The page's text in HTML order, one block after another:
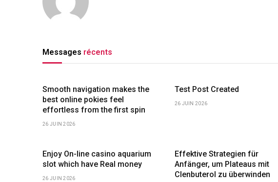
Messages récents
Smooth navigation makes the
best online pokies feel
effortless from the first spin
26 JUIN 2026
Test Post Created
26 JUIN 2026
Enjoy On-line casino aquarium
slot which have Real money
26 JUIN 2026
Effektive Strategien für
Anfänger, um Plateaus mit
Clenbuterol zu überwinden